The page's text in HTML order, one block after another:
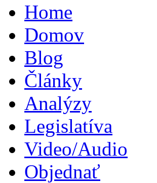
Home
Domov
Blog
Články
Analýzy
Legislatíva
Video/Audio
Objednať